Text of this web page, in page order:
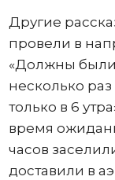
Другие
провели в
«Должны были
несколько
только в 6
время
часов
доставили в